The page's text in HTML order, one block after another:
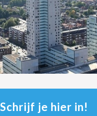
je hier in!